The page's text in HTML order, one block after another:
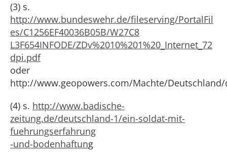
(3) s.
http://www.bundeswehr.de/fileserving/PortalFil
es/C1256EF40036B05B/W27C8
L3F654INFODE/ZDv%2010%201%20_Internet_72
dpi.pdf
oder
http://www.geopowers.com/Machte/Deutschland/
(4) s. http://www.badische-
zeitung.de/deutschland-1/ein-soldat-mit-
fuehrungserfahrung
-und-bodenhaftung